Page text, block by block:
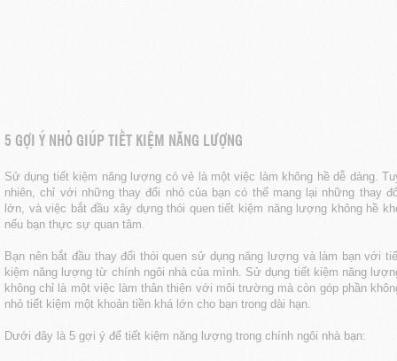
5 GỢI Ý NHỎ GIÚP TIẾT KIỆM NĂNG LƯỢNG
Sử dụng tiết kiệm năng lượng có vẻ là một việc làm không hề dễ dàng.
nhiên, chỉ với những thay đổi nhỏ của bạn có thể mang lại những thay
lớn, và việc bắt đầu xây dựng thói quen tiết kiệm năng lượng không hề
nếu bạn thực sự quan tâm.
Bạn nên bắt đầu thay đổi thói quen sử dụng năng lượng và làm bạn với
kiệm năng lượng từ chính ngôi nhà của mình. Sử dụng tiết kiệm năng
không chỉ là một việc làm thân thiện với môi trường mà còn góp phần
nhỏ tiết kiệm một khoản tiền khá lớn cho bạn trong dài hạn.
Dưới đây là 5 gợi ý để tiết kiệm năng lượng trong chính ngôi nhà bạn: